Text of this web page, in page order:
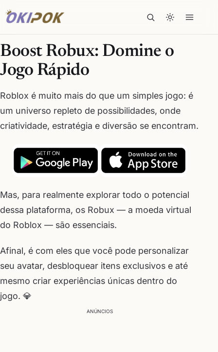
Boost Robux: Domine o
Jogo Rápido
Roblox é muito mais do que um simples jogo: é
um universo repleto de possibilidades, onde
criatividade, estratégia e diversão se encontram.
Mas, para realmente explorar todo o potencial
dessa plataforma, os Robux — a moeda virtual
do Roblox — são essenciais.
Afinal, é com eles que você pode personalizar
seu avatar, desbloquear itens exclusivos e até
mesmo criar experiências únicas dentro do
jogo. 💎
ANÚNCIOS